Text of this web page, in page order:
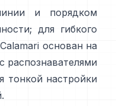
и порядком
для гибкого
Calamari основан на
распознавателями
тонкой настройки